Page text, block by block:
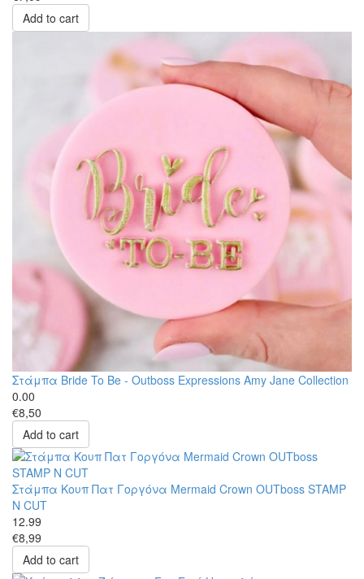
Add to cart
Στάμπα Bride To Be - Outboss Expressions Amy Jane Collection
0.00
€8,50
Add to cart
Στάμπα Κουπ Πατ Γοργόνα Mermaid Crown OUTboss STAMP
N CUT
12.99
€8,99
Add to cart